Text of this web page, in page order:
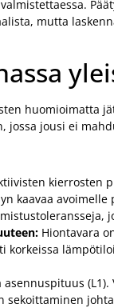
mutta
huomioimatta
jossa jousi ei
kierrosten
kaavaa
Hiontavara
korkeissa